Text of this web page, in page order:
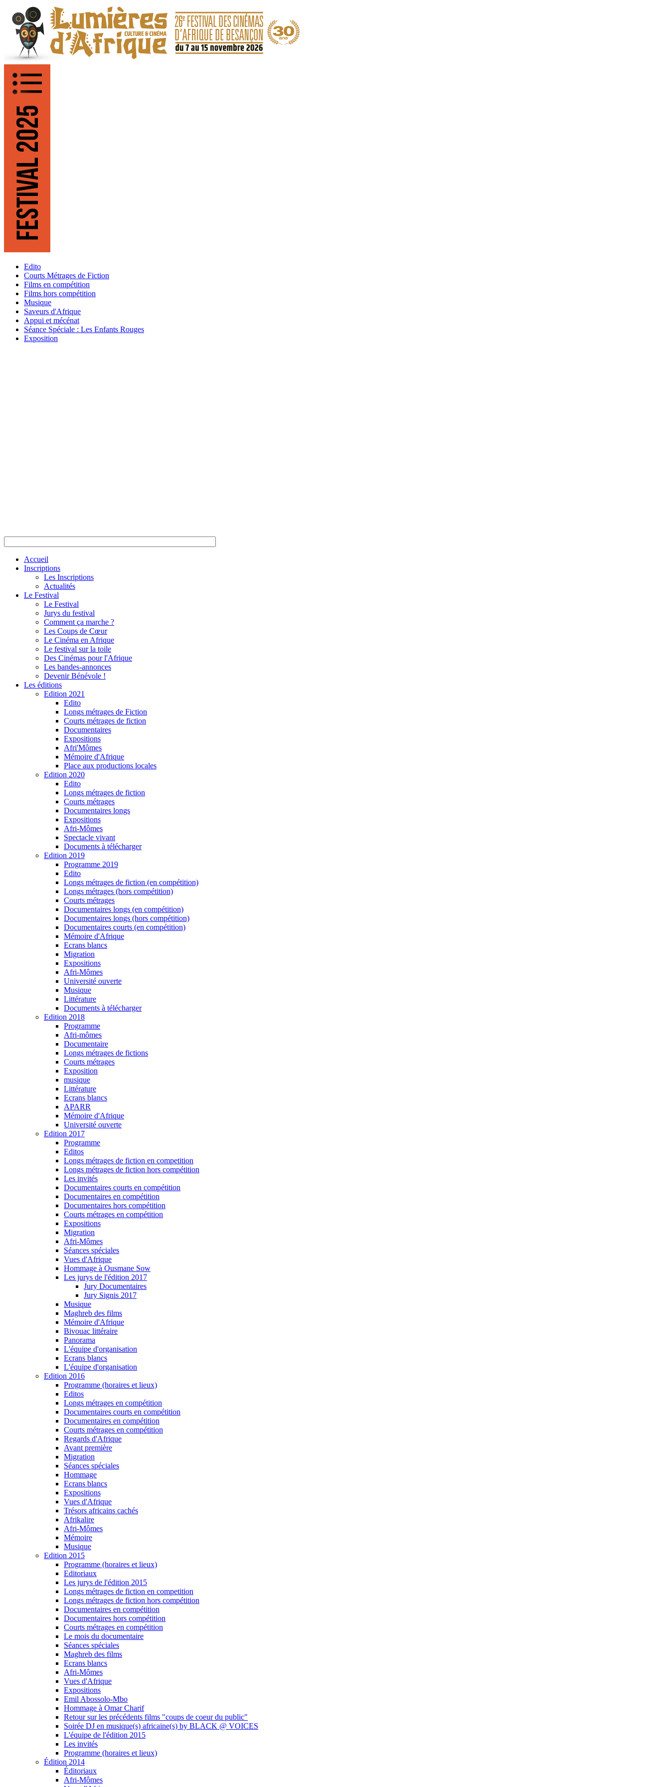
Edito
Courts Métrages de Fiction
Films en compétition
Films hors compétition
Musique
Saveurs d'Afrique
Appui et mécénat
Séance Spéciale : Les Enfants Rouges
Exposition
Accueil
Inscriptions
Les Inscriptions
Actualités
Le Festival
Le Festival
Jurys du festival
Comment ça marche ?
Les Coups de Cœur
Le Cinéma en Afrique
Le festival sur la toile
Des Cinémas pour l'Afrique
Les bandes-annonces
Devenir Bénévole !
Les éditions
Edition 2021
Edito
Longs métrages de Fiction
Courts métrages de fiction
Documentaires
Expositions
Afri'Mômes
Mémoire d'Afrique
Place aux productions locales
Edition 2020
Edito
Longs métrages de fiction
Courts métrages
Documentaires longs
Expositions
Afri-Mômes
Spectacle vivant
Documents à télécharger
Edition 2019
Programme 2019
Edito
Longs métrages de fiction (en compétition)
Longs métrages (hors compétition)
Courts métrages
Documentaires longs (en compétition)
Documentaires longs (hors compétition)
Documentaires courts (en compétition)
Mémoire d'Afrique
Ecrans blancs
Migration
Expositions
Afri-Mômes
Université ouverte
Musique
Littérature
Documents à télécharger
Edition 2018
Programme
Afri-mômes
Documentaire
Longs métrages de fictions
Courts métrages
Exposition
musique
Littérature
Ecrans blancs
APARR
Mémoire d'Afrique
Université ouverte
Edition 2017
Programme
Editos
Longs métrages de fiction en competition
Longs métrages de fiction hors compétition
Les invités
Documentaires courts en compétition
Documentaires en compétition
Documentaires hors compétition
Courts métrages en compétition
Expositions
Migration
Afri-Mômes
Séances spéciales
Vues d'Afrique
Hommage à Ousmane Sow
Les jurys de l'édition 2017
Jury Documentaires
Jury Signis 2017
Musique
Maghreb des films
Mémoire d'Afrique
Bivouac littéraire
Panorama
L'équipe d'organisation
Ecrans blancs
L'équipe d'organisation
Edition 2016
Programme (horaires et lieux)
Editos
Longs métrages en compétition
Documentaires courts en compétition
Documentaires en compétition
Courts métrages en compétition
Regards d'Afrique
Avant première
Migration
Séances spéciales
Hommage
Ecrans blancs
Expositions
Vues d'Afrique
Trésors africains cachés
Afrikalire
Afri-Mômes
Mémoire
Musique
Edition 2015
Programme (horaires et lieux)
Editoriaux
Les jurys de l'édition 2015
Longs métrages de fiction en competition
Longs métrages de fiction hors compétition
Documentaires en compétition
Documentaires hors compétition
Courts métrages en compétition
Le mois du documentaire
Séances spéciales
Maghreb des films
Ecrans blancs
Afri-Mômes
Vues d'Afrique
Expositions
Emil Abossolo-Mbo
Hommage à Omar Charif
Retour sur les précédents films "coups de coeur du public"
Soirée DJ en musique(s) africaine(s) by BLACK @ VOICES
L'équipe de l'édition 2015
Les invités
Programme (horaires et lieux)
Édition 2014
Éditoriaux
Afri-Mômes